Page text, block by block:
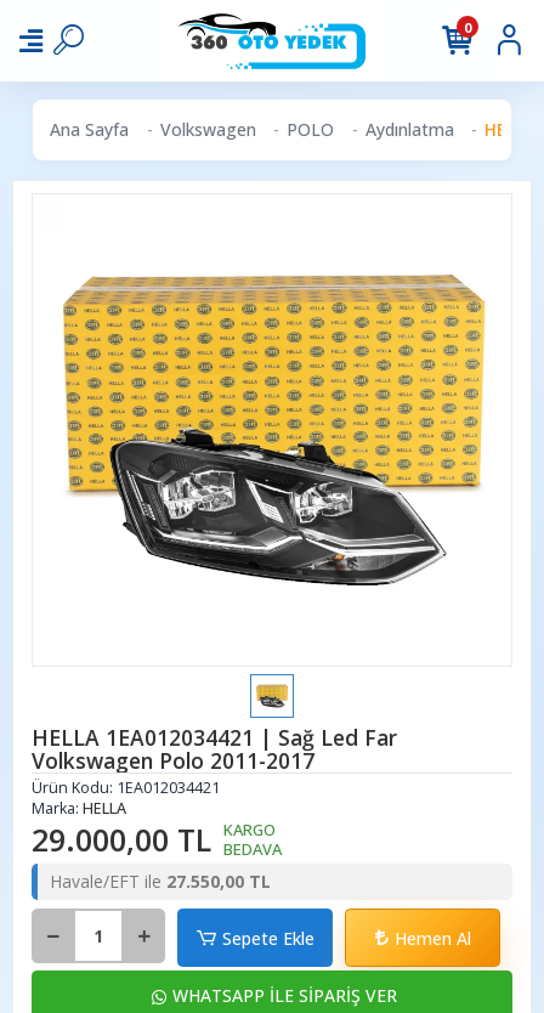
0
Ana Sayfa Volkswagen POLO Aydınlatma
HELLA 1EA012034421 | Sağ Led Far
Volkswagen Polo 2011-2017
Ürün Kodu: 1EA012034421
Marka: HELLA
29.000,00 TL KARGO
BEDAVA
Havale/EFT ile 27.550,00 TL
Sepete Ekle Hemen Al
WHATSAPP İLE SİPARİŞ VER